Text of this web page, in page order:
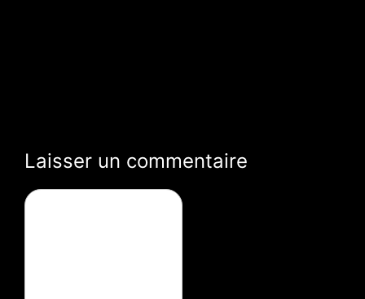
Laisser un commentaire
Commentaire